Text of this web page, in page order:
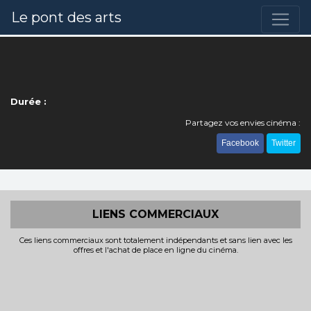
Le pont des arts
Durée :
Partagez vos envies cinéma :
Facebook Twitter
LIENS COMMERCIAUX
Ces liens commerciaux sont totalement indépendants et sans lien avec les
offres et l'achat de place en ligne du cinéma.